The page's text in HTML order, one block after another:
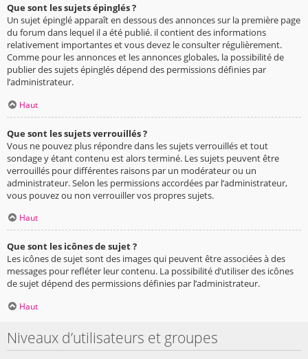
Que sont les sujets épinglés ?
Un sujet épinglé apparaît en dessous des annonces sur la première page
du forum dans lequel il a été publié. il contient des informations
relativement importantes et vous devez le consulter régulièrement.
Comme pour les annonces et les annonces globales, la possibilité de
publier des sujets épinglés dépend des permissions définies par
l’administrateur.
Haut
Que sont les sujets verrouillés ?
Vous ne pouvez plus répondre dans les sujets verrouillés et tout
sondage y étant contenu est alors terminé. Les sujets peuvent être
verrouillés pour différentes raisons par un modérateur ou un
administrateur. Selon les permissions accordées par l’administrateur,
vous pouvez ou non verrouiller vos propres sujets.
Haut
Que sont les icônes de sujet ?
Les icônes de sujet sont des images qui peuvent être associées à des
messages pour refléter leur contenu. La possibilité d’utiliser des icônes
de sujet dépend des permissions définies par l’administrateur.
Haut
Niveaux d’utilisateurs et groupes